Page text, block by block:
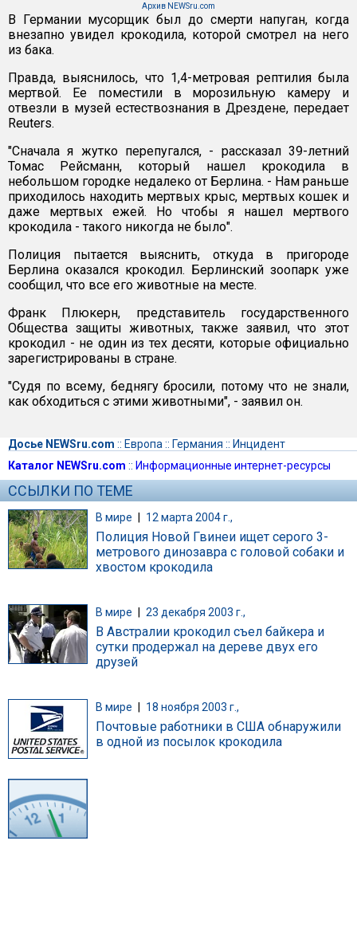
Архив NEWSru.com
В Германии мусорщик был до смерти напуган, когда
внезапно увидел крокодила, которой смотрел на него
из бака.
Правда, выяснилось, что 1,4-метровая рептилия была
мертвой. Ее поместили в морозильную камеру и
отвезли в музей естествознания в Дрездене, передает
Reuters.
"Сначала я жутко перепугался, - рассказал 39-летний
Томас Рейсманн, который нашел крокодила в
небольшом городке недалеко от Берлина. - Нам раньше
приходилось находить мертвых крыс, мертвых кошек и
даже мертвых ежей. Но чтобы я нашел мертвого
крокодила - такого никогда не было".
Полиция пытается выяснить, откуда в пригороде
Берлина оказался крокодил. Берлинский зоопарк уже
сообщил, что все его животные на месте.
Франк Плюкерн, представитель государственного
Общества защиты животных, также заявил, что этот
крокодил - не один из тех десяти, которые официально
зарегистрированы в стране.
"Судя по всему, беднягу бросили, потому что не знали,
как обходиться с этими животными", - заявил он.
Досье NEWSru.com :: Европа :: Германия :: Инцидент
Каталог NEWSru.com :: Информационные интернет-ресурсы
ССЫЛКИ ПО ТЕМЕ
В мире | 12 марта 2004 г.,
Полиция Новой Гвинеи ищет серого 3-
метрового динозавра с головой собаки и
хвостом крокодила
В мире 23 декабря 2003 г.,
В Австралии крокодил съел байкера и
сутки продержал на дереве двух его
друзей
В мире 18 ноября 2003 г.,
Почтовые работники в США обнаружили
в одной из посылок крокодила